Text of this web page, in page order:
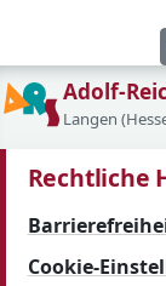
Adolf-
Langen
Rechtliche
Cookie-